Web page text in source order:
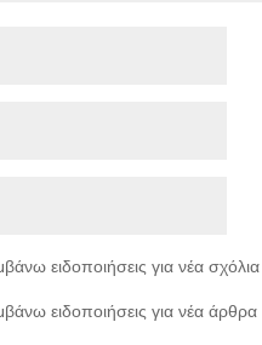
ειδοποιήσεις για νέα
ειδοποιήσεις για νέα